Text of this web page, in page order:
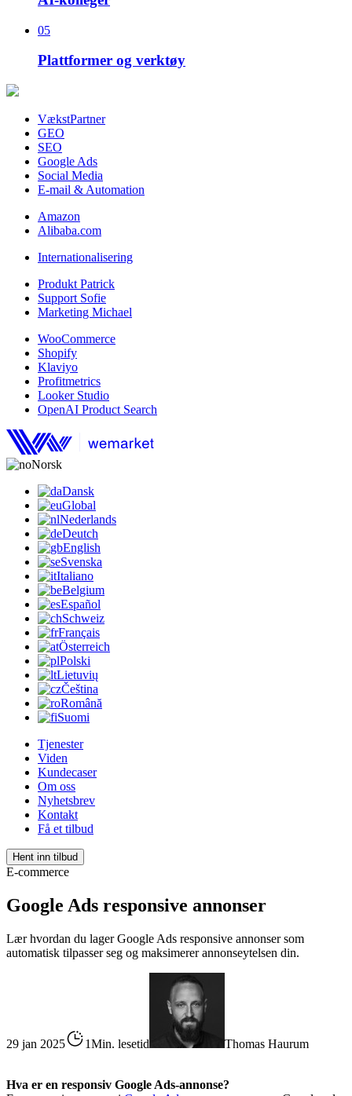
05
Plattformer og verktøy
VækstPartner
GEO
SEO
Google Ads
Social Media
E-mail & Automation
Amazon
Alibaba.com
Internationalisering
Produkt Patrick
Support Sofie
Marketing Michael
WooCommerce
Shopify
Klaviyo
Profitmetrics
Looker Studio
OpenAI Product Search
Norsk
Dansk
Global
Nederlands
Deutch
English
Svenska
Italiano
Belgium
Español
Schweiz
Français
Österreich
Polski
Lietuvių
Čeština
Română
Suomi
Tjenester
Viden
Kundecaser
Om oss
Nyhetsbrev
Kontakt
Få et tilbud
Hent inn tilbud
E-commerce
Google Ads responsive annonser
Lær hvordan du lager Google Ads responsive annonser som
automatisk tilpasser seg og maksimerer annonseytelsen din.
29 jan 2025 1Min. lesetid Thomas Haurum
Hva er en responsiv Google Ads-annonse?